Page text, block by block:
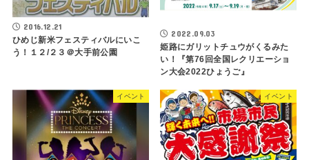
2016.12.21
ひめじ新米フェスティバルにいこ
う！１２/２３＠大手前公園
2022.09.03
姫路にガリットチュウがくるみた
い！『第76回全国レクリエーショ
ン大会2022ひょうご』
イベント イベント